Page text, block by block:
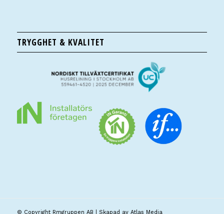
TRYGGHET & KVALITET
© Copyright Rmgruppen AB | Skapad av Atlas Media